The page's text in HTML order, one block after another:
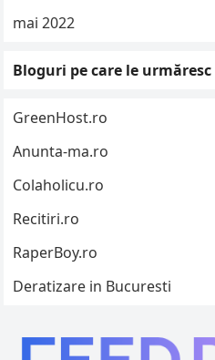
mai 2022
Bloguri pe care le urmăresc
GreenHost.ro
Anunta-ma.ro
Colaholicu.ro
Recitiri.ro
RaperBoy.ro
Deratizare in Bucuresti